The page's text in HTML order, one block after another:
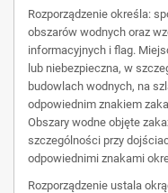
Rozporządzenie określa:
obszarów wodnych oraz
informacyjnych i flag.
lub niebezpieczna, w
budowlach wodnych, na
odpowiednim znakiem
Obszary wodne objęte
szczególności przy
odpowiednimi znakami
Rozporządzenie ustala